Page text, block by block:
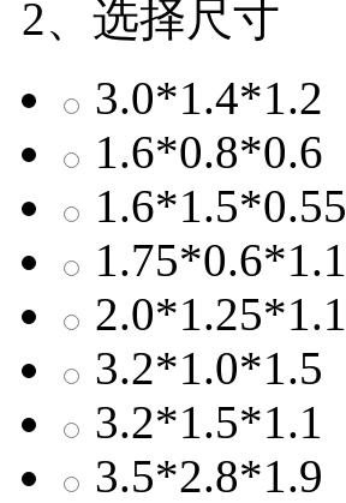
2、选择尺寸
3.0*1.4*1.2
1.6*0.8*0.6
1.6*1.5*0.55
1.75*0.6*1.1
2.0*1.25*1.1
3.2*1.0*1.5
3.2*1.5*1.1
3.5*2.8*1.9